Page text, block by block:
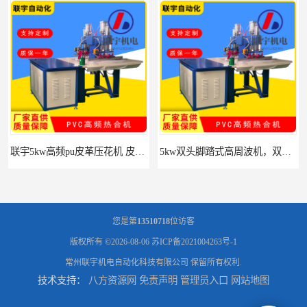
5kw双头脚踏式高周波机，双头脚踏式高周波塑料热合机
您是第13510718位访客
版权所有 ©2026-08-06 苏ICP备2021004263号-1
常州联宇机电自动化科技有限公司 保留所有权利.
技术支持： 八方资源网 免责声明 管理员入口 网站地图